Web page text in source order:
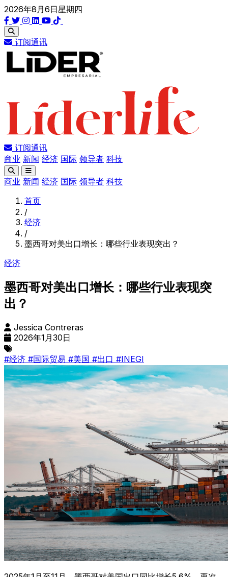
2026年8月6日星期四
订阅通讯
订阅通讯
商业 新闻 经济 国际 领导者 科技
商业 新闻 经济 国际 领导者 科技
首页
/
经济
/
墨西哥对美出口增长：哪些行业表现突出？
经济
墨西哥对美出口增长：哪些行业表现突
出？
Jessica Contreras
2026年1月30日
#经济 #国际贸易 #美国 #出口 #INEGI